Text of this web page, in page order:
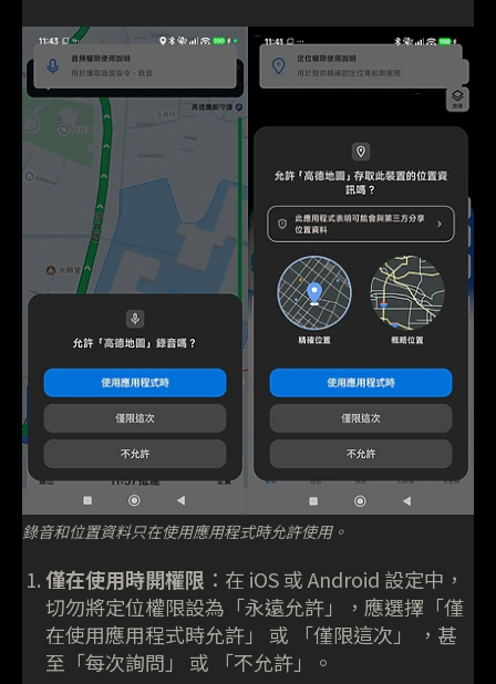
錄音和位置資料只在使用應用程式時允許使用。
僅在使用時開權限 ：在 iOS 或 Android 設定中，
切勿將定位權限設為「永遠允許」，應選擇「僅
在使用應用程式時允許」 或 「僅限這次」 ，甚
至「每次詢問」 或 「不允許」。